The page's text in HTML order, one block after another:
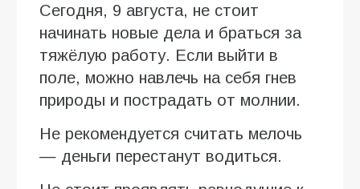
Сегодня, 9 августа, не стоит
начинать новые дела и браться за
тяжёлую работу. Если выйти в
поле, можно навлечь на себя гнев
природы и пострадать от молнии.
Не рекомендуется считать мелочь
— деньги перестанут водиться.